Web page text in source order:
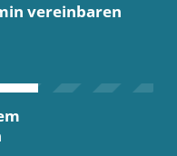
vereinbaren